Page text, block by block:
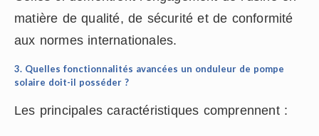
matière de qualité, de sécurité et de conformité
aux normes internationales.
3. Quelles fonctionnalités avancées un onduleur de pompe
solaire doit-il posséder ?
Les principales caractéristiques comprennent :